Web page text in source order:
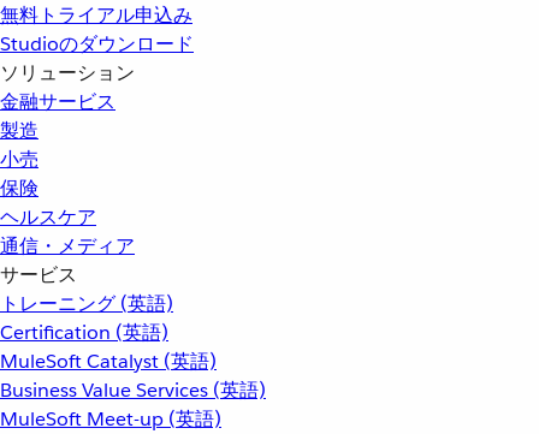
無料トライアル申込み
Studioのダウンロード
ソリューション
金融サービス
製造
小売
保険
ヘルスケア
通信・メディア
サービス
トレーニング (英語)
Certification (英語)
MuleSoft Catalyst (英語)
Business Value Services (英語)
MuleSoft Meet-up (英語)